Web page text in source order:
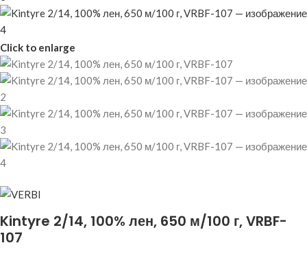
Click to enlarge
Kintyre 2/14, 100% лен, 650 м/100 г, VRBF-
107